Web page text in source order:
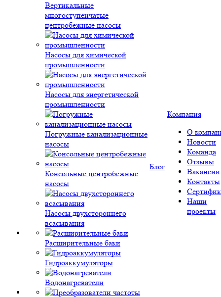
Вертикальные
многоступенчатые
центробежные насосы
Насосы для химической
промышленности
Насосы для энергетической
промышленности
Погружные канализационные
насосы
Консольные центробежные
насосы
Насосы двухстороннего
всасывания
Расширительные баки
Гидроаккумуляторы
Водонагреватели
Блог
Компания
О
Новости
Команда
Отзывы
Вакансии
Контакты
Наши
проекты